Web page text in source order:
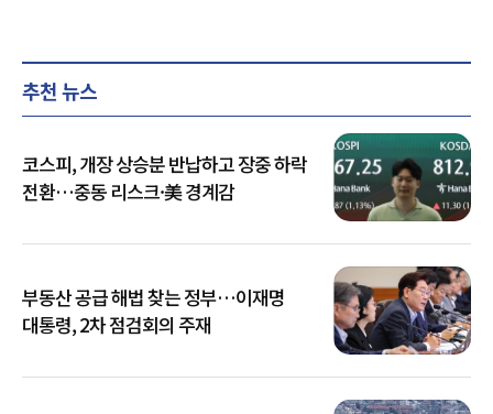
추천 뉴스
코스피, 개장 상승분 반납하고 장중 하락
전환…중동 리스크·美 경계감
부동산 공급 해법 찾는 정부…이재명
대통령, 2차 점검회의 주재